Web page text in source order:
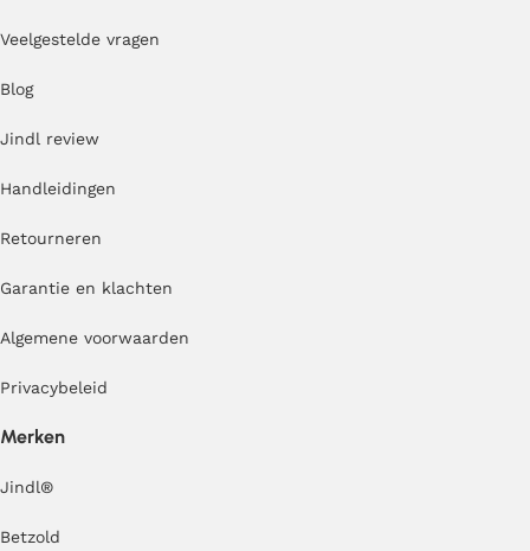
Veelgestelde vragen
Blog
Jindl review
Handleidingen
Retourneren
Garantie en klachten
Algemene voorwaarden
Privacybeleid
Merken
Jindl®
Betzold